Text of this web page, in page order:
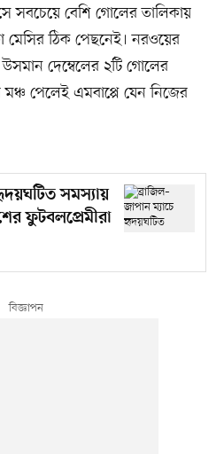
সবচেয়ে বেশি গোলের তালিকায়
মেসির ঠিক পেছনেই। নরওয়ের
উসমান দেম্বেলের ২টি গোলের
পেলেই এমবাপ্পে যেন নিজের
সমস্যায়
ফুটবলপ্রেমীরা